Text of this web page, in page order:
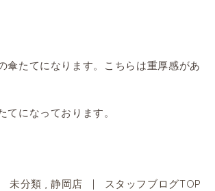
傘たてになります。こちらは重厚感があ
てになっております。
未分類 静岡店 | スタッフブログTOP